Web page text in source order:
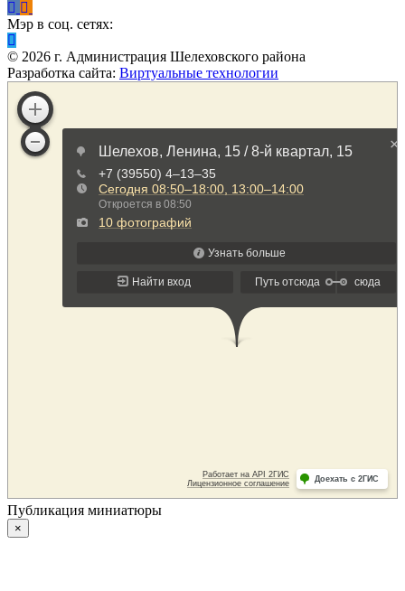
Мэр в соц. сетях:
© 2026 г. Администрация Шелеховского района
Разработка сайта: Виртуальные технологии
Публикация миниатюры
×